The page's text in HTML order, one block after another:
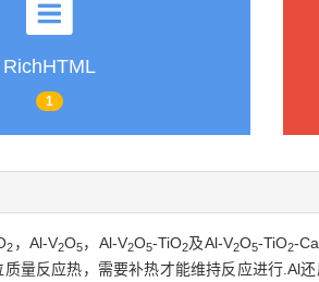
RichHTML
1
2 ，Al-V2O5，Al-V2O5-TiO2及Al-V2O5-TiO2-
量反应热，需要补热才能维持反应进行.Al还